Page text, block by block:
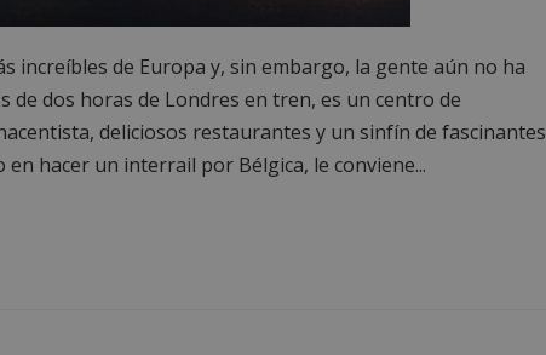
increíbles de Europa y, sin embargo, la gente aún no ha
de dos horas de Londres en tren, es un centro de
deliciosos restaurantes y un sinfín de fascinantes
hacer un interrail por Bélgica, le conviene...